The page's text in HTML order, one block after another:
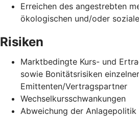
Erreichen des angestrebten
ökologischen und/oder
Risiken
Marktbedingte Kurs- und
sowie Bonitätsrisiken einzelner
Emittenten/Vertragspartner
Wechselkursschwankungen
Abweichung der